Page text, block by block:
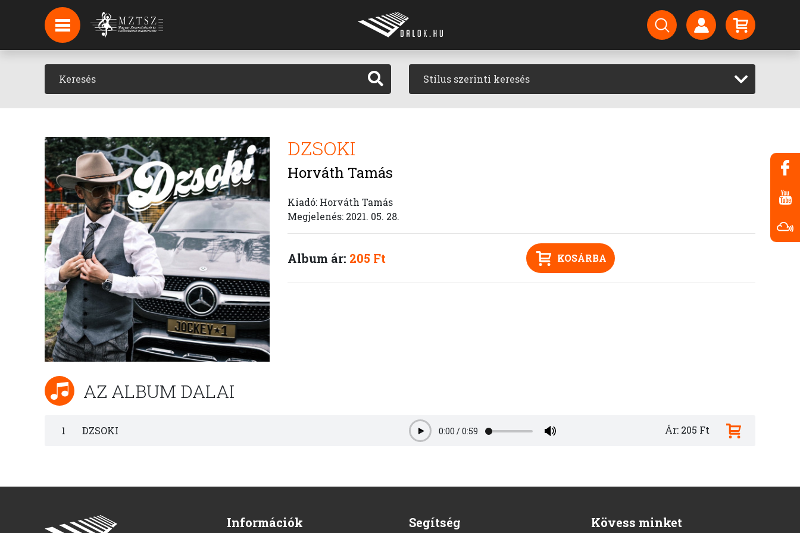
HÍREK
HÍRLEVÉL FELIRATKOZÁS
PODCAST Stílus szerinti keresés
DZSOKI
Horváth Tamás
Kiadó: Horváth Tamás
Megjelenés: 2021. 05. 28.
Album ár: 205 Ft KOSÁRBA
AZ ALBUM DALAI
1 DZSOKI Play0:00 /0:59 Ár: 205 Ft
Információk Segítség Kövess minket